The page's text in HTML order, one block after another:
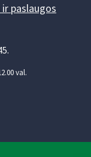
paslaugos
val.